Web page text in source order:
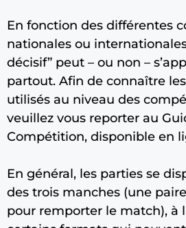
En fonction des différentes
nationales ou
décisif” peut – ou non –
partout. Afin de connaître
utilisés au niveau des
veuillez vous reporter au
Compétition, disponible en
En général, les parties se
des trois manches (une
pour remporter le match), à